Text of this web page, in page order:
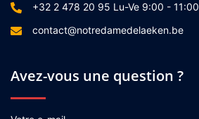
+32 2 478 20 95 Lu-Ve 9:00 - 11:00
contact@notredamedelaeken.be
Avez-vous une question ?